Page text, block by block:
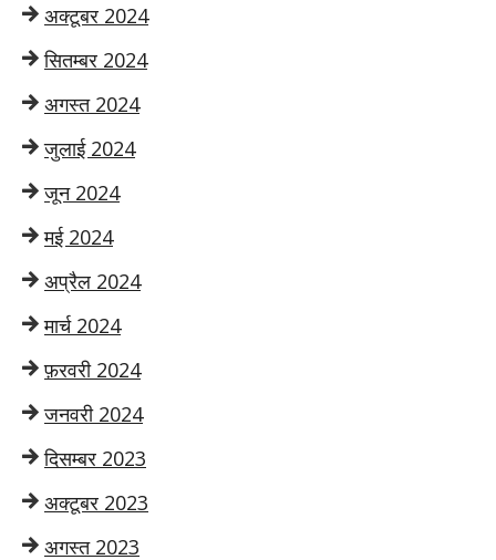
अक्टूबर 2024
सितम्बर 2024
अगस्त 2024
जुलाई 2024
जून 2024
मई 2024
अप्रैल 2024
मार्च 2024
फ़रवरी 2024
जनवरी 2024
दिसम्बर 2023
अक्टूबर 2023
अगस्त 2023